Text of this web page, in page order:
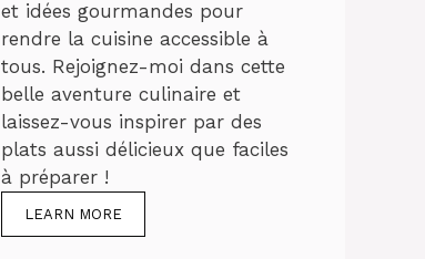
et idées gourmandes pour
rendre la cuisine accessible à
tous. Rejoignez-moi dans cette
belle aventure culinaire et
laissez-vous inspirer par des
plats aussi délicieux que faciles
à préparer !
LEARN MORE